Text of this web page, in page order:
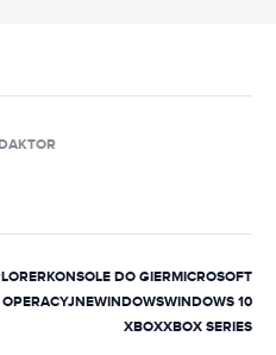
KONSOLE DO GIERMICROSOFT
WINDOWSWINDOWS 10
XBOXXBOX SERIES